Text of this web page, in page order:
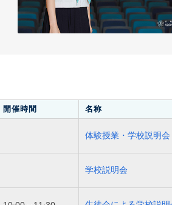
開催時間 名称
体験授業・学校説明会
学校説明会